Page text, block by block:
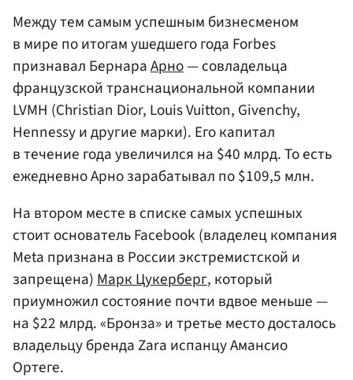
Между тем самым успешным бизнесменом
в мире по итогам ушедшего года Forbes
признавал БернараАрно— совладельца
французской транснациональной компании
LVMH (Christian Dior, Louis Vuitton, Givenchy,
Hennessy и другие марки). Его капитал
в течение года увеличился на $40 млрд. То есть
ежедневно Арно зарабатывал по $109,5 млн.
На втором месте в списке самых успешных
стоит основатель Facebook (владелец компания
Meta признана в России экстремистской и
запрещена)Марк Цукерберг, который
приумножил состояние почти вдвое меньше —
на $22 млрд. «Бронза» и третье место досталось
владельцу бренда Zara испанцу Амансио
Ортеге.